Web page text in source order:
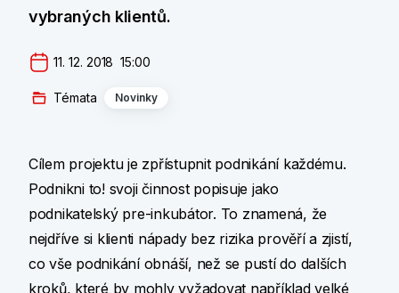
vybraných klientů.
11. 12. 2018  15:00
Témata Novinky
Cílem projektu je zpřístupnit podnikání každému.
Podnikni to! svoji činnost popisuje jako
podnikatelský pre-inkubátor. To znamená, že
nejdříve si klienti nápady bez rizika prověří a zjistí,
co vše podnikání obnáší, než se pustí do dalších
kroků, které by mohly vyžadovat například velké